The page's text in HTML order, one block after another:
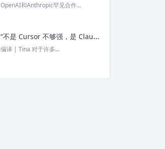
OpenAI和Anthropic罕见合作...
“不是 Cursor 不够强，是 Claude Code 太猛了” ！创始人详解Claude Code如何改写编程方式 – 今日头条
编译 | Tina 对于许多...